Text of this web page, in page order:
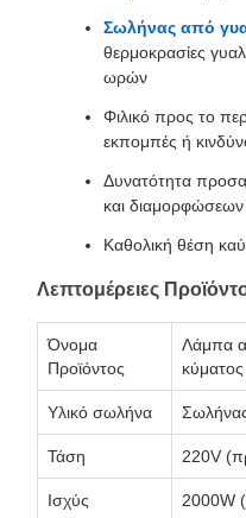
Σωλήνας από
θερμοκρασίες
ωρών
Φιλικό προς το
εκπομπές ή
Δυνατότητα
και
Καθολική θέση
Λεπτομέρειες
Όνομα
Προϊόντος
Λάμπα
κύματος
Υλικό σωλήνα
Τάση 220V
Ισχύς 2000W